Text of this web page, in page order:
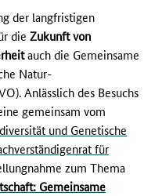
der langfristigen
die Zukunft von
auch die Gemeinsame
Natur-
Anlässlich des Besuchs
gemeinsam vom
und Genetische
für
zum Thema
Gemeinsame